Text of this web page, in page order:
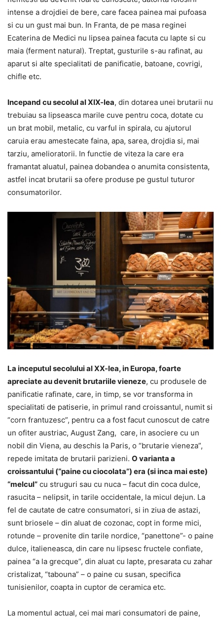
intense a drojdiei de bere, care facea painea mai pufoasa
si cu un gust mai bun. In Franta, de pe masa reginei
Ecaterina de Medici nu lipsea painea facuta cu lapte si cu
maia (ferment natural). Treptat, gusturile s-au rafinat, au
aparut si alte specialitati de panificatie, batoane, covrigi,
chifle etc.
Incepand cu secolul al XIX-lea, din dotarea unei brutarii nu
trebuiau sa lipseasca marile cuve pentru coca, dotate cu
un brat mobil, metalic, cu varful in spirala, cu ajutorul
caruia erau amestecate faina, apa, sarea, drojdia si, mai
tarziu, amelioratorii. In functie de viteza la care era
framantat aluatul, painea dobandea o anumita consistenta,
astfel incat brutarii sa ofere produse pe gustul tuturor
consumatorilor.
La inceputul secolului al XX-lea, in Europa, foarte
apreciate au devenit brutariile vieneze, cu produsele de
panificatie rafinate, care, in timp, se vor transforma in
specialitati de patiserie, in primul rand croissantul, numit si
“corn frantuzesc”, pentru ca a fost facut cunoscut de catre
un ofiter austriac, August Zang, care, in asociere cu un
nobil din Viena, au deschis la Paris, o “brutarie vieneza”,
repede imitata de brutarii parizieni. O varianta a
croissantului (“paine cu ciocolata”) era (si inca mai este)
“melcul” cu struguri sau cu nuca – facut din coca dulce,
rasucita – nelipsit, in tarile occidentale, la micul dejun. La
fel de cautate de catre consumatori, si in ziua de astazi,
sunt briosele – din aluat de cozonac, copt in forme mici,
rotunde – provenite din tarile nordice, “panettone”- o paine
dulce, italieneasca, din care nu lipsesc fructele confiate,
painea “a la grecque”, din aluat cu lapte, presarata cu zahar
cristalizat, “tabouna” – o paine cu susan, specifica
tunisienilor, coapta in cuptor de ceramica etc.
La momentul actual, cei mai mari consumatori de paine,